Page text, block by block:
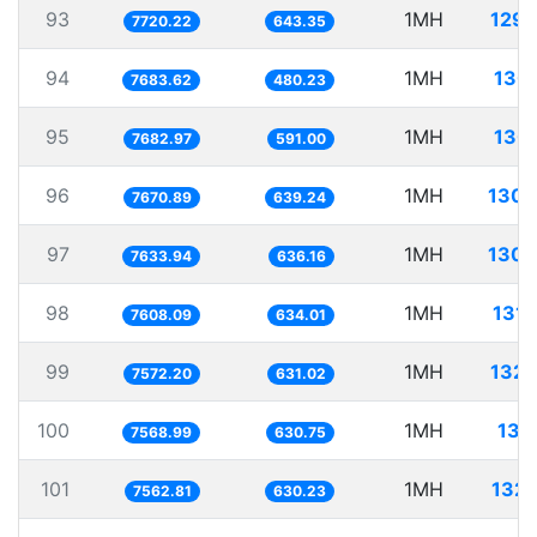
93 7720.22 643.35 1MH
94 7683.62 480.23 1MH
95 7682.97 591.00 1MH
96 7670.89 639.24 1MH
97 7633.94 636.16 1MH
98 7608.09 634.01 1MH
99 7572.20 631.02 1MH
100 7568.99 630.75 1MH
101 7562.81 630.23 1MH